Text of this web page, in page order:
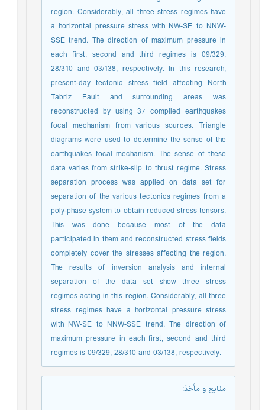
region. Considerably, all three stress regimes have
a horizontal pressure stress with NW-SE to NNW-
SSE trend. The direction of maximum pressure in
each first, second and third regimes is 09/329,
28/310 and 03/138, respectively. In this research,
present-day tectonic stress field affecting North
Tabriz Fault and surrounding areas was
reconstructed by using 37 compiled earthquakes
focal mechanism from various sources. Triangle
diagrams were used to determine the sense of the
earthquakes focal mechanism. The sense of these
data varies from strike-slip to thrust regime. Stress
separation process was applied on data set for
separation of the various tectonics regimes from a
poly-phase system to obtain reduced stress tensors.
This was done because most of the data
participated in them and reconstructed stress fields
completely cover the stresses affecting the region.
The results of inversion analysis and internal
separation of the data set show three stress
regimes acting in this region. Considerably, all three
stress regimes have a horizontal pressure stress
with NW-SE to NNW-SSE trend. The direction of
maximum pressure in each first, second and third
regimes is 09/329, 28/310 and 03/138, respectively.
منابع و مأخذ: